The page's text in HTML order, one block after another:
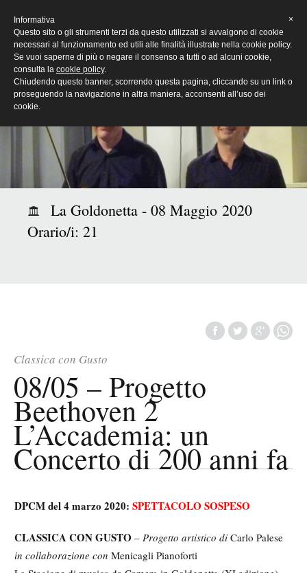
[Eng]
La Goldonetta - 08 Maggio 2020
Orario/i: 21
Classica con Gusto
08/05 – Progetto
Beethoven 2
L’Accademia: un
Concerto di 200 anni fa
DPCM del 4 marzo 2020: SPETTACOLO SOSPESO
CLASSICA CON GUSTO – Progetto artistico di Carlo Palese
in collaborazione con Menicagli Pianoforti
×
Informativa
Questo sito o gli strumenti terzi da questo utilizzati si avvalgono di cookie
necessari al funzionamento ed utili alle finalità illustrate nella cookie policy.
Se vuoi saperne di più o negare il consenso a tutti o ad alcuni cookie,
consulta la cookie policy.
Chiudendo questo banner, scorrendo questa pagina, cliccando su un link o
proseguendo la navigazione in altra maniera, acconsenti all’uso dei
cookie.